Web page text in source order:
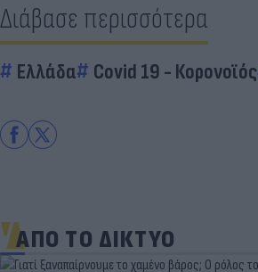
Διάβασε περισσότερα
Ελλάδα Covid 19 - Κορονοϊός
ΑΠΟ ΤΟ ΔΙΚΤΥΟ